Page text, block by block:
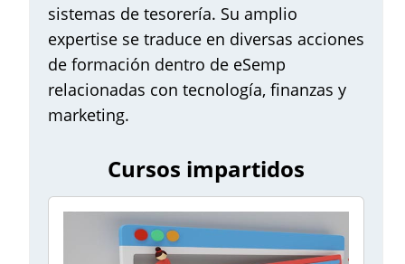
sistemas de tesorería. Su amplio
expertise se traduce en diversas acciones
de formación dentro de eSemp
relacionadas con tecnología, finanzas y
marketing.
Cursos impartidos